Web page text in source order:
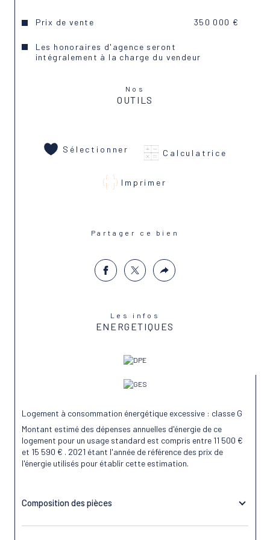
Prix de vente 350 000 €
Les honoraires d'agence seront
intégralement à la charge du vendeur
Nos
OUTILS
Sélectionner Calculatrice
Imprimer
Partager ce bien
Les infos
ENERGETIQUES
Logement à consommation énergétique excessive : classe G
Montant estimé des dépenses annuelles d'énergie de ce
logement pour un usage standard est compris entre 11 500 €
et 15 590 € . 2021 étant l'année de référence des prix de
l'énergie utilisés pour établir cette estimation.
Composition des pièces